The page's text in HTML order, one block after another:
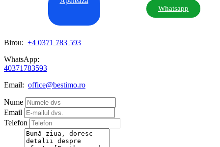
Whatsapp
Birou: +4 0371 783 593
WhatsApp:
40371783593
Email: office@bestimo.ro
Nume
Email
Telefon